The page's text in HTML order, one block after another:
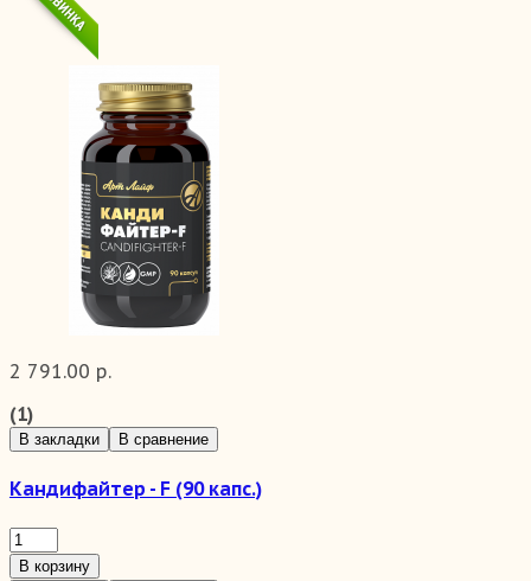
2 791.00 р.
(1)
В закладки В сравнение
Кандифайтер - F (90 капс.)
В корзину